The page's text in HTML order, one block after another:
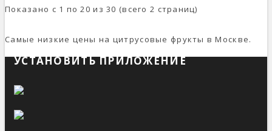
Показано с 1 по 20 из 30 (всего 2 страниц)
Самые низкие цены на цитрусовые фрукты в Москве.
УСТАНОВИТЬ ПРИЛОЖЕНИЕ